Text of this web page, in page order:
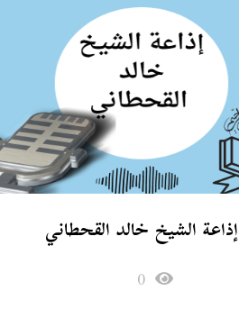
إذاعة الشيخ خالد القحطاني